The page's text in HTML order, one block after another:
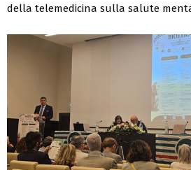
della telemedicina sulla salute